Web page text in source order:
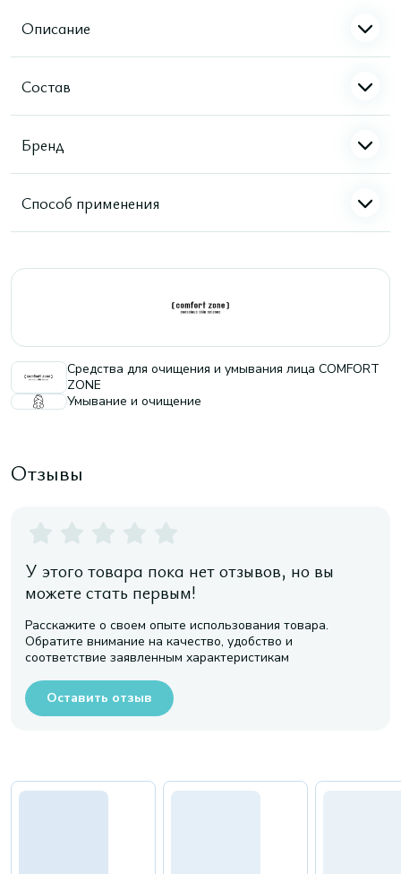
Описание
Состав
Бренд
Способ применения
Средства для очищения и умывания лица COMFORT
ZONE
Умывание и очищение
Отзывы
У этого товара пока нет отзывов, но вы
можете стать первым!
Расскажите о своем опыте использования товара.
Обратите внимание на качество, удобство и
соответствие заявленным характеристикам
Оставить отзыв